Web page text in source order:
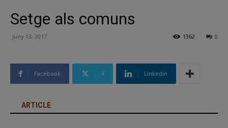
Setge als comuns
juny 13, 2017 0
1362
Facebook X Linkedin
ARTICLE